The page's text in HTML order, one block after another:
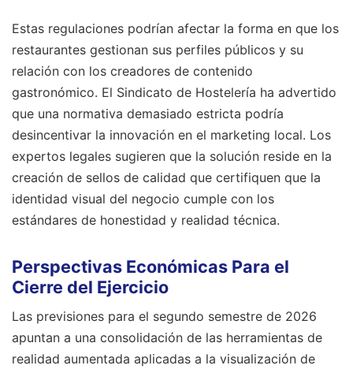
Estas regulaciones podrían afectar la forma en que los
restaurantes gestionan sus perfiles públicos y su
relación con los creadores de contenido
gastronómico. El Sindicato de Hostelería ha advertido
que una normativa demasiado estricta podría
desincentivar la innovación en el marketing local. Los
expertos legales sugieren que la solución reside en la
creación de sellos de calidad que certifiquen que la
identidad visual del negocio cumple con los
estándares de honestidad y realidad técnica.
Perspectivas Económicas Para el
Cierre del Ejercicio
Las previsiones para el segundo semestre de 2026
apuntan a una consolidación de las herramientas de
realidad aumentada aplicadas a la visualización de